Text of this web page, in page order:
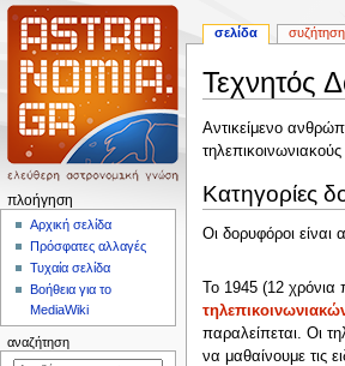
Τεχνητός
Πήδηση
στην
Πήδηση
στην
Αντικείμενο
Κατηγορίες
Οι δορυφόροι είναι
Το 1945 (12 χρόνια
παραλείπεται. Οι
να μαθαίνουμε τις
Μ
π
σελίδα συζήτηση
πλοήγηση
Αρχική σελίδα
Πρόσφατες αλλαγές
Τυχαία σελίδα
Βοήθεια για το
MediaWiki
αναζήτηση